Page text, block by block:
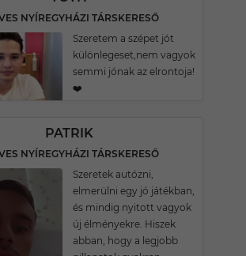
NYÍREGYHÁZI TÁRSKERESŐ
Szeretem a szépet jót
különlegeset,nem vagyok
semmi jónak az elrontoja!
❤️
PATRIK
NYÍREGYHÁZI TÁRSKERESŐ
Szeretek autózni,
elmerülni egy jó játékban,
és mindig nyitott vagyok
új élményekre. Hiszek
abban, hogy a legjobb